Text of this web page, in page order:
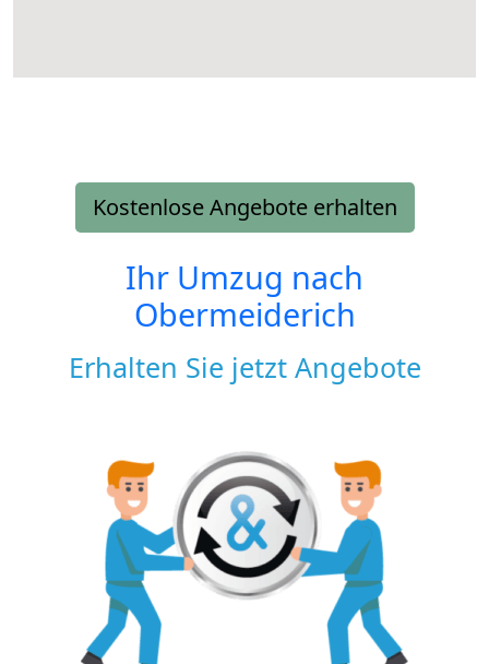
Kostenlose Angebote erhalten
Ihr Umzug nach
Obermeiderich
Erhalten Sie jetzt Angebote